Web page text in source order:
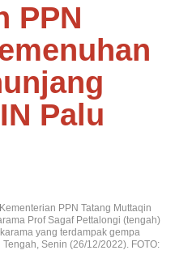
PPN
Palu
PPN Tatang Muttaqin
Prof Sagaf Pettalongi (tengah)
yang terdampak gempa
Senin (26/12/2022). FOTO: